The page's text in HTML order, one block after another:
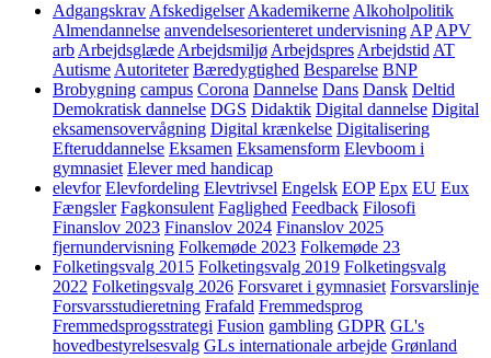
Adgangskrav Afskedigelser Akademikerne Alkoholpolitik
Almendannelse anvendelsesorienteret undervisning AP APV
arb Arbejdsglæde Arbejdsmiljø Arbejdspres Arbejdstid AT
Autisme Autoriteter Bæredygtighed Besparelse BNP
Brobygning campus Corona Dannelse Dans Dansk Deltid
Demokratisk dannelse DGS Didaktik Digital dannelse Digital
eksamensovervågning Digital krænkelse Digitalisering
Efteruddannelse Eksamen Eksamensform Elevboom i
gymnasiet Elever med handicap
elevfor Elevfordeling Elevtrivsel Engelsk EOP Epx EU Eux
Fængsler Fagkonsulent Faglighed Feedback Filosofi
Finanslov 2023 Finanslov 2024 Finanslov 2025
fjernundervisning Folkemøde 2023 Folkemøde 23
Folketingsvalg 2015 Folketingsvalg 2019 Folketingsvalg
2022 Folketingsvalg 2026 Forsvaret i gymnasiet Forsvarslinje
Forsvarsstudieretning Frafald Fremmedsprog
Fremmedsprogsstrategi Fusion gambling GDPR GL's
hovedbestyrelsesvalg GLs internationale arbejde Grønland